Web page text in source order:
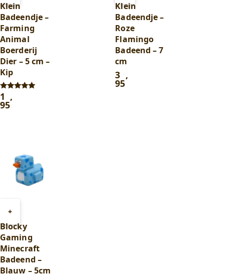
winkelwagen
Klein
Badeendje –
Farming
Animal
Boerderij
Dier – 5 cm –
Kip
Gewaardeerd
5.00
uit 5
1 ,
95
winkelwagen
Klein
Badeendje –
Roze
Flamingo
Badeend – 7
cm
3 ,
95
+
winkelwagen
Blocky
Gaming
Minecraft
Badeend –
Blauw – 5cm